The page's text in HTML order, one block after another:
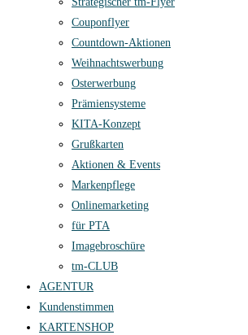
Couponflyer
Countdown-Aktionen
Weihnachtswerbung
Osterwerbung
Prämiensysteme
KITA-Konzept
Grußkarten
Aktionen & Events
Markenpflege
Onlinemarketing
für PTA
Imagebroschüre
tm-CLUB
AGENTUR
Kundenstimmen
KARTENSHOP